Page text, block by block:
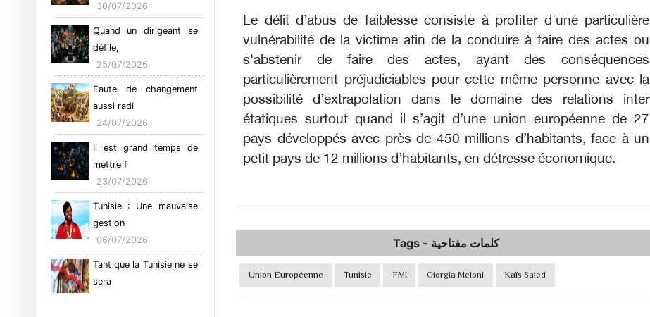
30/07/2026
Quand un dirigeant se
défile,
25/07/2026
Faute de changement
aussi radi
24/07/2026
Il est grand temps de
mettre f
23/07/2026
Tunisie : Une mauvaise
gestion
06/07/2026
Tant que la Tunisie ne se
sera
Le délit d’abus de faiblesse consiste à profiter d'une particulière
vulnérabilité de la victime afin de la conduire à faire des actes ou
s'abstenir de faire des actes, ayant des conséquences
particulièrement préjudiciables pour cette même personne avec la
possibilité d’extrapolation dans le domaine des relations inter
étatiques surtout quand il s’agit d’une union européenne de 27
pays développés avec près de 450 millions d’habitants, face à un
petit pays de 12 millions d’habitants, en détresse économique.
Tags - كلمات مفتاحية
Union Européenne Tunisie FMI Giorgia Meloni Kaïs Saied